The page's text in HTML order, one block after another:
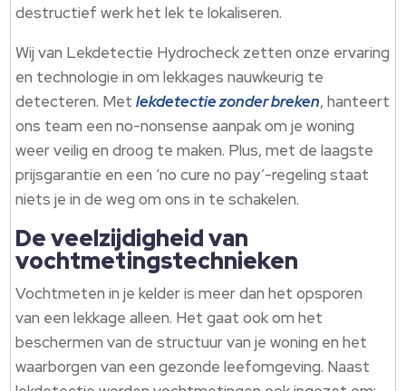
destructief werk het lek te lokaliseren.
Wij van Lekdetectie Hydrocheck zetten onze ervaring
en technologie in om lekkages nauwkeurig te
detecteren. Metlekdetectie zonder breken, hanteert
ons team een no-nonsense aanpak om je woning
weer veilig en droog te maken. Plus, met de laagste
prijsgarantie en een ‘no cure no pay’-regeling staat
niets je in de weg om ons in te schakelen.
De veelzijdigheid van
vochtmetingstechnieken
Vochtmeten in je kelder is meer dan het opsporen
van een lekkage alleen. Het gaat ook om het
beschermen van de structuur van je woning en het
waarborgen van een gezonde leefomgeving. Naast